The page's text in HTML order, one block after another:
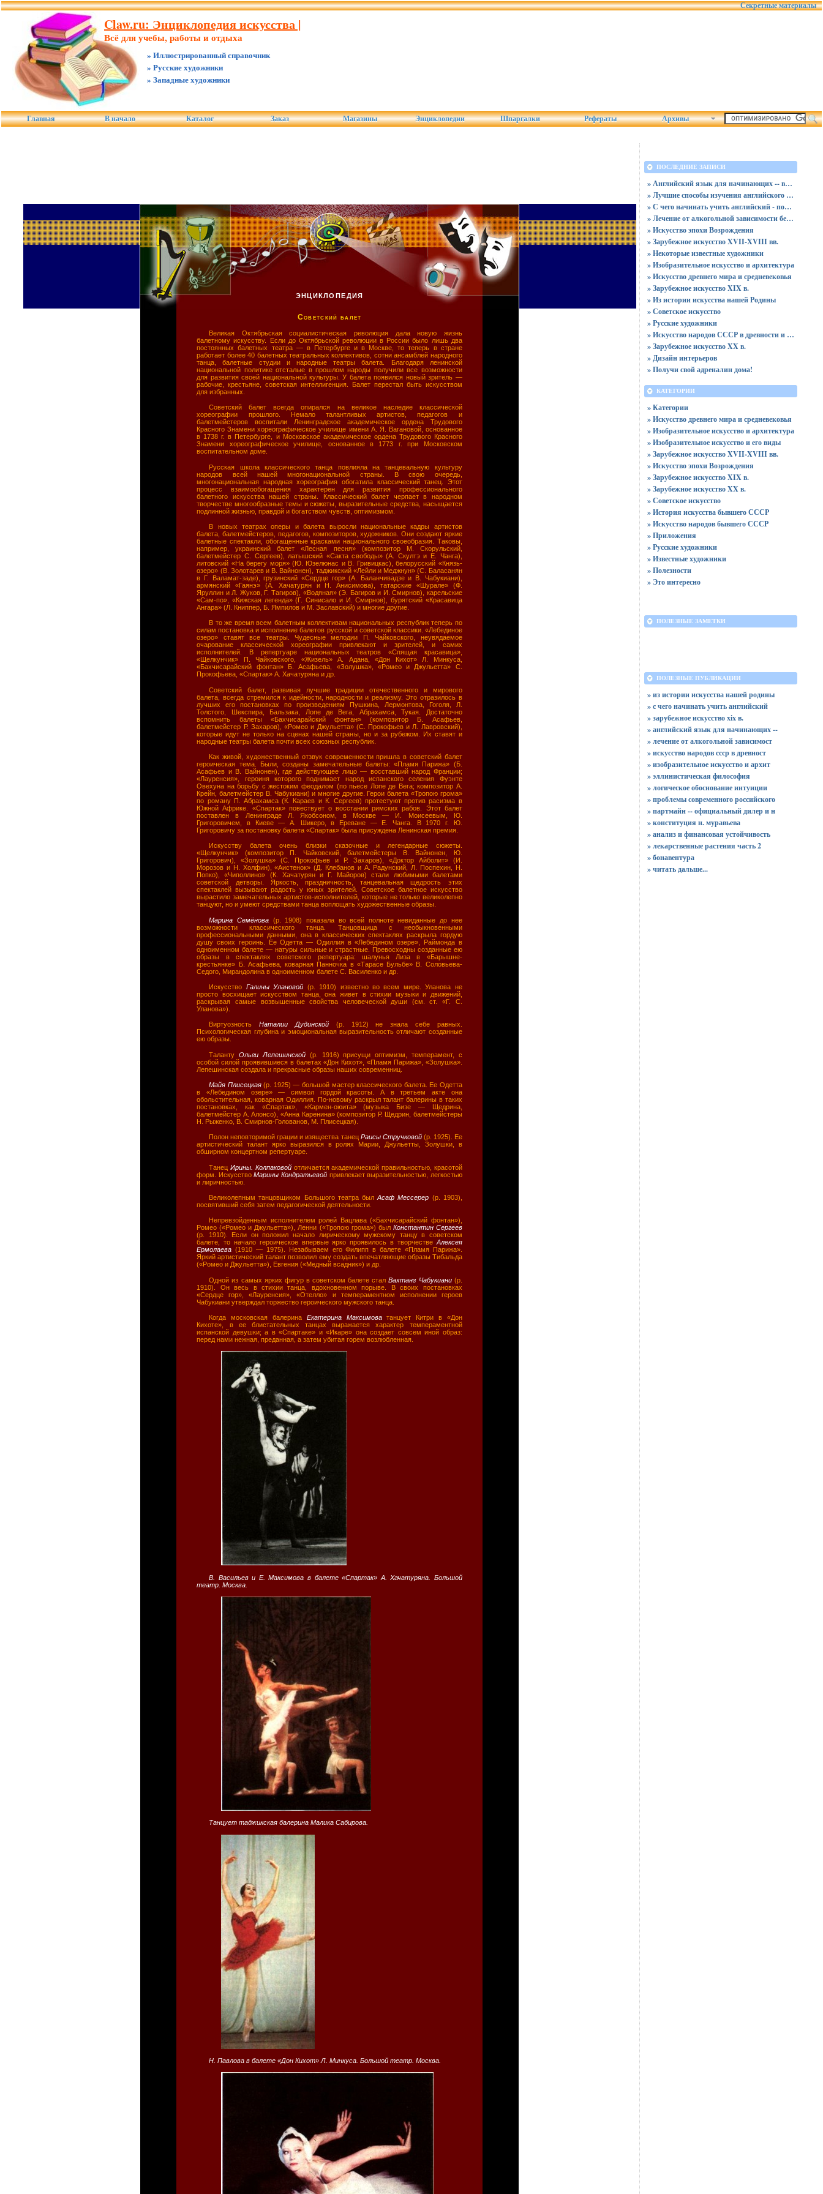
Секретные материалы
Claw.ru: Энциклопедия искусства |
Всё для учебы, работы и отдыха
» Иллюстрированный справочник
» Русские художники
» Западные художники
Главная В начало Каталог Заказ Магазины Энциклопедии Шпаргалки Рефераты Архивы
ЭНЦИКЛОПЕДИЯ
Советский балет
Великая Октябрьская социалистическая революция дала новую жизнь
балетному искусству. Если до Октябрьской революции в России было лишь два
постоянных балетных театра — в Петербурге и в Москве, то теперь в стране
работает более 40 балетных театральных коллективов, сотни ансамблей народного
танца, балетные студии и народные театры балета. Благодаря ленинской
национальной политике отсталые в прошлом народы получили все возможности
для развития своей национальной культуры. У балета появился новый зритель —
рабочие, крестьяне, советская интеллигенция. Балет перестал быть искусством
для избранных.
Советский балет всегда опирался на великое наследие классической
хореографии прошлого. Немало талантливых артистов, педагогов и
балетмейстеров воспитали Ленинградское академическое ордена Трудового
Красного Знамени хореографическое училище имени А. Я. Вагановой, основанное
в 1738 г. в Петербурге, и Московское академическое ордена Трудового Красного
Знамени хореографическое училище, основанное в 1773 г. при Московском
воспитательном доме.
Русская школа классического танца повлияла на танцевальную культуру
народов всей нашей многонациональной страны. В свою очередь,
многонациональная народная хореография обогатила классический танец. Этот
процесс взаимообогащения характерен для развития профессионального
балетного искусства нашей страны. Классический балет черпает в народном
творчестве многообразные темы и сюжеты, выразительные средства, насыщается
подлинной жизнью, правдой и богатством чувств, оптимизмом.
В новых театрах оперы и балета выросли национальные кадры артистов
балета, балетмейстеров, педагогов, композиторов, художников. Они создают яркие
балетные спектакли, обогащенные красками национального своеобразия. Таковы,
например, украинский балет «Лесная песня» (композитор М. Скорульский,
балетмейстер С. Сергеев), латышский «Сакта свободы» (А. Скултэ и Е. Чанга),
литовский «На берегу моря» (Ю. Юзелюнас и В. Гривицкас), белорусский «Князь-
озеро» (В. Золотарев и В. Вайнонен), таджикский «Лейли и Меджнун» (С. Баласанян
в Г. Валамат-заде), грузинский «Сердце гор» (А. Баланчивадзе и В. Чабукиани),
армянский «Гаянэ» (А. Хачатурян и Н. Анисимова), татарские «Шурале» (Ф.
Яруллин и Л. Жуков, Г. Тагиров), «Водяная» (Э. Багиров и И. Смирнов), карельские
«Сам-по», «Кижская легенда» (Г. Синисало и И. Смирнов), бурятский «Красавица
Ангара» (Л. Книппер, Б. Ямпилов и М. Заславский) и многие другие.
В то же время всем балетным коллективам национальных республик теперь по
силам постановка и исполнение балетов русской и советской классики. «Лебединое
озеро» ставят все театры. Чудесные мелодии П. Чайковского, неувядаемое
очарование классической хореографии привлекают и зрителей, и самих
исполнителей. В репертуаре национальных театров «Спящая красавица»,
«Щелкунчик» П. Чайковского, «Жизель» А. Адана, «Дон Кихот» Л. Минкуса,
«Бахчисарайский фонтан» Б. Асафьева, «Золушка», «Ромео и Джульетта» С.
Прокофьева, «Спартак» А. Хачатуряна и др.
Советский балет, развивая лучшие традиции отечественного и мирового
балета, всегда стремился к идейности, народности и реализму. Это отразилось в
лучших его постановках по произведениям Пушкина, Лермонтова, Гоголя, Л.
Толстого, Шекспира, Бальзака, Лопе де Вега, Абрахамса, Тукая. Достаточно
вспомнить балеты «Бахчисарайский фонтан» (композитор Б. Асафьев,
балетмейстер Р. Захаров), «Ромео и Джульетта» (С. Прокофьев и Л. Лавровский),
которые идут не только на сценах нашей страны, но и за рубежом. Их ставят и
народные театры балета почти всех союзных республик.
Как живой, художественный отзвук современности пришла в советский балет
героическая тема. Были, созданы замечательные балеты: «Пламя Парижа» (Б.
Асафьев и В. Вайнонен), где действующее лицо — восставший народ Франции;
«Лауренсия», героиня которого поднимает народ испанского селения Фуэнте
Овехуна на борьбу с жестоким феодалом (по пьесе Лопе де Вега; композитор А.
Крейн, балетмейстер В. Чабукиани) и многие другие. Герои балета «Тропою грома»
по роману П. Абрахамса (К. Караев и К. Сергеев) протестуют против расизма в
Южной Африке. «Спартак» повествует о восстании римских рабов. Этот балет
поставлен в Ленинграде Л. Якобсоном, в Москве — И. Моисеевым, Ю.
Григоровичем, в Киеве — А. Шикеро, в Ереване — Е. Чанга. В 1970 г. Ю.
Григоровичу за постановку балета «Спартак» была присуждена Ленинская премия.
Искусству балета очень близки сказочные и легендарные сюжеты.
«Щелкунчик» (композитор П. Чайковский, балетмейстеры В. Вайнонен, Ю.
Григорович), «Золушка» (С. Прокофьев и Р. Захаров), «Доктор Айболит» (И.
Морозов и Н. Холфин), «Аистенок» (Д. Клебанов и А. Радунский, Л. Поспехин, Н.
Попко), «Чиполлино» (К. Хачатурян и Г. Майоров) стали любимыми балетами
советской детворы. Яркость, праздничность, танцевальная щедрость этих
спектаклей вызывают радость у юных зрителей. Советское балетное искусство
вырастило замечательных артистов-исполнителей, которые не только великолепно
танцуют, но и умеют средствами танца воплощать художественные образы.
Марина Семёнова (р. 1908) показала во всей полноте невиданные до нее
возможности классического танца. Танцовщица с необыкновенными
профессиональными данными, она в классических спектаклях раскрыла гордую
душу своих героинь. Ее Одетта — Одиллия в «Лебедином озере», Раймонда в
одноименном балете — натуры сильные и страстные. Превосходны созданные ею
образы в спектаклях советского репертуара: шалунья Лиза в «Барышне-
крестьянке» Б. Асафьева, коварная Панночка в «Тарасе Бульбе» В. Соловьева-
Седого, Мирандолина в одноименном балете С. Василенко и др.
Искусство Галины Улановой (р. 1910) известно во всем мире. Уланова не
просто восхищает искусством танца, она живет в стихии музыки и движений,
раскрывая самые возвышенные свойства человеческой души (см. ст. «Г. С.
Уланова»).
ВиртуозностьНаталии Дудинской (р. 1912) не знала себе равных.
Психологическая глубина и эмоциональная выразительность отличают созданные
ею образы.
ТалантуОльги Лепешинской (р. 1916) присущи оптимизм, темперамент, с
особой силой проявившиеся в балетах «Дон Кихот», «Пламя Парижа», «Золушка».
Лепешинская создала и прекрасные образы наших современниц.
Майя Плисецкая(р. 1925) — большой мастер классического балета. Ее Одетта
в «Лебедином озере» — символ гордой красоты. А в третьем акте она
обольстительная, коварная Одиллия. По-новому раскрыл талант балерины в таких
постановках, как «Спартак», «Кармен-оюита» (музыка Бизе — Щедрина,
балетмейстер А. Алонсо), «Анна Каренина» (композитор Р. Щедрин, балетмейстеры
Н. Рыженко, В. Смирнов-Голованов, М. Плисецкая).
Полон неповторимой грации и изящества танец Раисы Стручковой (р. 1925). Ее
артистический талант ярко выразился в ролях Марии, Джульетты, Золушки, в
обширном концертном репертуаре.
ТанецИрины. Колпаковой отличается академической правильностью, красотой
форм. ИскусствоМарины Кондратьевой привлекает выразительностью, легкостью
и лиричностью.
Великолепным танцовщиком Большого театра былАсаф Мессерер (р. 1903),
посвятивший себя затем педагогической деятельности.
Непревзойденным исполнителем ролей Вацлава («Бахчисарайский фонтан»),
Ромео («Ромео и Джульетта»), Ленни («Тропою грома») был Константин Сергеев
(р. 1910). Если он положил начало лирическому мужскому танцу в советском
балете, то начало героическое впервые ярко проявилось в творчестве Алексея
Ермолаева(1910 — 1975). Незабываем его Филипп в балете «Пламя Парижа».
Яркий артистический талант позволил ему создать впечатляющие образы Тибальда
(«Ромео и Джульетта»), Евгения («Медный всадник») и др.
Одной из самых ярких фигур в советском балете сталВахтанг Чабукиани (р.
1910). Он весь в стихии танца, вдохновенном порыве. В своих постановках
«Сердце гор», «Лауренсия», «Отелло» и темпераментном исполнении героев
Чабукиани утверждал торжество героического мужского танца.
Когда московская балерина Екатерина Максимоватанцует Китри в «Дон
Кихоте», в ее блистательных танцах выражается характер темпераментной
испанской девушки; а в «Спартаке» и «Икаре» она создает совсем иной образ:
перед нами нежная, преданная, а затем убитая горем возлюбленная.
В. Васильев и Е. Максимова в балете «Спартак» А. Хачатуряна. Большой
театр. Москва.
Танцует таджикская балерина Малика Сабирова.
Н. Павлова в балете «Дон Кихот» Л. Минкуса. Большой театр. Москва.
ПОСЛЕДНИЕ ЗАПИСИ
» Английский язык для начинающих -- видео занятия
» Лучшие способы изучения английского дома
» С чего начинать учить английский - пошаговая инструкция
» Лечение от алкогольной зависимости без ведома больного
» Искусство эпохи Возрождения
» Зарубежное искусство XVII-XVIII вв.
» Некоторые известные художники
» Изобразительное искусство и архитектура
» Искусство древнего мира и средневековья
» Зарубежное искусство XIX в.
» Из истории искусства нашей Родины
» Советское искусство
» Русские художники
» Искусство народов СССР в древности и в средневековье
» Зарубежное искусство XX в.
» Дизайн интерьеров
» Получи свой адреналин дома!
КАТЕГОРИИ
» Категории
» Искусство древнего мира и средневековья
» Изобразительное искусство и архитектура
» Изобразительное искусство и его виды
» Зарубежное искусство XVII-XVIII вв.
» Искусство эпохи Возрождения
» Зарубежное искусство XIX в.
» Зарубежное искусство XX в.
» Советское искусство
» История искусства бывшего СССР
» Искусство народов бывшего СССР
» Приложения
» Русские художники
» Известные художники
» Полезности
» Это интересно
ПОЛЕЗНЫЕ ЗАМЕТКИ
ПОЛЕЗНЫЕ ПУБЛИКАЦИИ
» из истории искусства нашей родины
» с чего начинать учить английский
» зарубежное искусство xix в.
» английский язык для начинающих --
» лечение от алкогольной зависимост
» искусство народов ссср в древност
» изобразительное искусство и архит
» эллинистическая философия
» логическое обоснование интуиции
» проблемы современного российского
» партмайн -- официальный дилер и н
» конституция н. муравьева
» анализ и финансовая устойчивость
» лекарственные растения часть 2
» бонавентура
»читать дальше...